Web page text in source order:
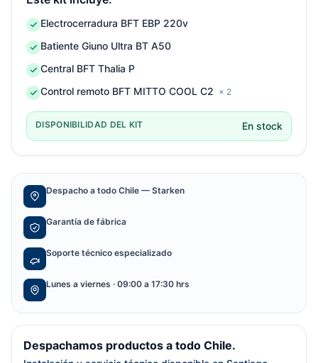
Electrocerradura BFT EBP 220v
Batiente Giuno Ultra BT A50
Central BFT Thalia P
Control remoto BFT MITTO COOL C2 × 2
DISPONIBILIDAD DEL KIT En stock
Despacho a todo Chile — Starken
Garantía de fábrica
Soporte técnico especializado
Lunes a viernes · 09:00 a 17:30 hrs
Despachamos productos a todo Chile.